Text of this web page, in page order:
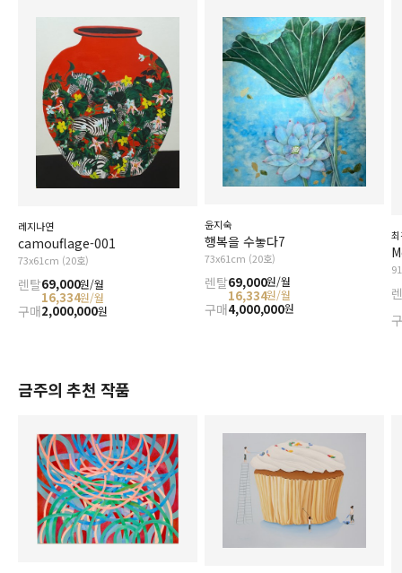
레지나연
camouflage-001
73x61cm (20호)
렌탈69,000원/월
16,334원/월
구매2,000,000원
윤지숙
행복을 수놓다7
73x61cm (20호)
렌탈69,000원/월
16,334원/월
구매4,000,000원
금주의 추천 작품